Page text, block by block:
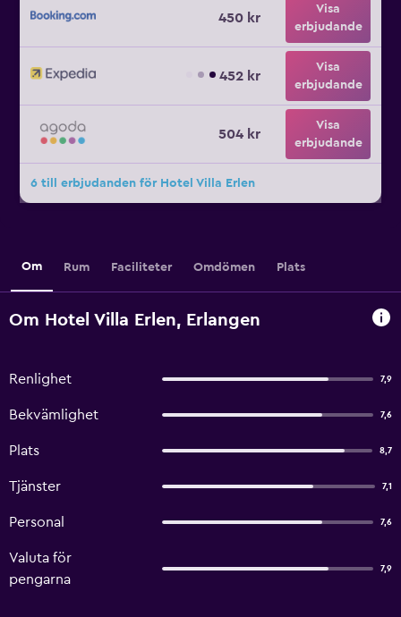
450 kr
Visa
erbjudande
452 kr
Visa
erbjudande
504 kr
Visa
erbjudande
6 till erbjudanden för Hotel Villa Erlen
Om Rum Faciliteter Omdömen Plats
Om Hotel Villa Erlen, Erlangen
Renlighet 7,9
Bekvämlighet 7,6
Plats 8,7
Tjänster 7,1
Personal 7,6
Valuta för
pengarna
7,9